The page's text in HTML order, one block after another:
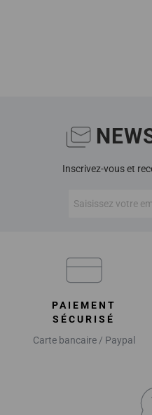
Inscrivez-vous et
PAIEMENT
SÉCURISÉ
Carte bancaire / Paypal